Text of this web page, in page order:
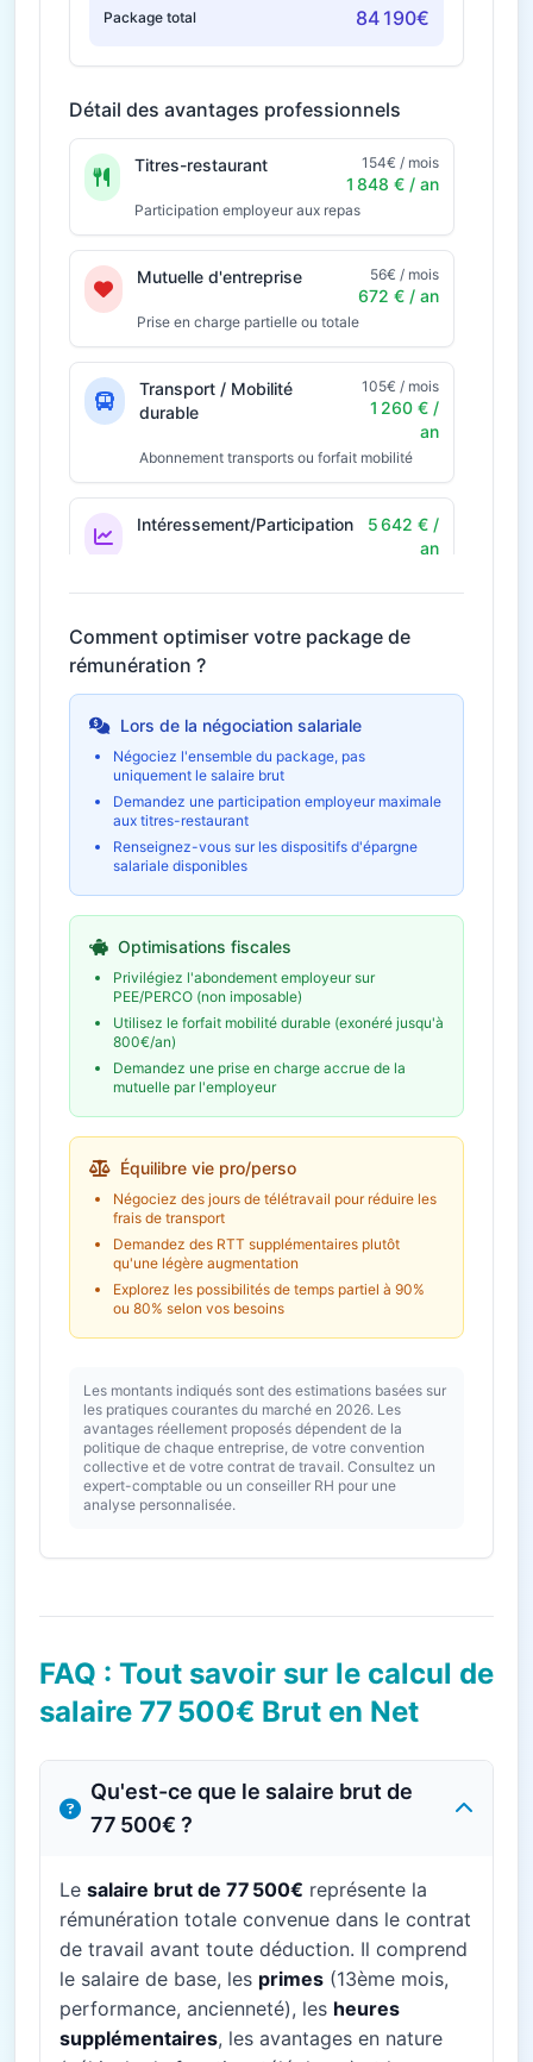
Package total 84 190€
Détail des avantages professionnels
Titres-restaurant 154€ / mois
1 848 € / an
Participation employeur aux repas
Mutuelle d'entreprise 56€ / mois
672 € / an
Prise en charge partielle ou totale
Transport / Mobilité
durable
105€ / mois
1 260 € /
an
Abonnement transports ou forfait mobilité
Intéressement/Participation
5 642 € /
an
Économie fiscale potentielle
1 693€
Télétravail
Formation et
développement
an
Budget formation personnel
Épargne salariale
(PEE/PERCO)
8 463 € /
an
Abondement employeur
Économie fiscale potentielle
Comment optimiser votre package de
rémunération ?
Lors de la négociation salariale
Négociez l'ensemble du package, pas
uniquement le salaire brut
Demandez une participation employeur maximale
aux titres-restaurant
Renseignez-vous sur les dispositifs d'épargne
salariale disponibles
Optimisations fiscales
Privilégiez l'abondement employeur sur
PEE/PERCO (non imposable)
Utilisez le forfait mobilité durable (exonéré jusqu'à
800€/an)
Demandez une prise en charge accrue de la
mutuelle par l'employeur
Équilibre vie pro/perso
Négociez des jours de télétravail pour réduire les
frais de transport
Demandez des RTT supplémentaires plutôt
qu'une légère augmentation
Explorez les possibilités de temps partiel à 90%
ou 80% selon vos besoins
Les montants indiqués sont des estimations basées sur
les pratiques courantes du marché en 2026. Les
avantages réellement proposés dépendent de la
politique de chaque entreprise, de votre convention
collective et de votre contrat de travail. Consultez un
expert-comptable ou un conseiller RH pour une
analyse personnalisée.
FAQ : Tout savoir sur le calcul de
salaire 77 500€ Brut en Net
Qu'est-ce que le salaire brut de
77 500€ ?
Le salaire brut de 77 500€ représente la
rémunération totale convenue dans le contrat
de travail avant toute déduction. Il comprend
le salaire de base, les primes (13ème mois,
performance, ancienneté), les heures
supplémentaires, les avantages en nature